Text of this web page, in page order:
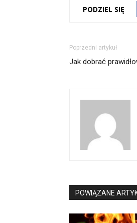
PODZIEL SIĘ
Poprzedni artykuł
Jak dobrać
POWIĄZANE